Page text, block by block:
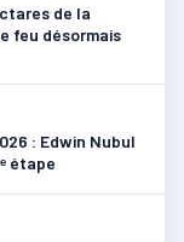
de la
feu désormais
: Edwin Nubul
étape